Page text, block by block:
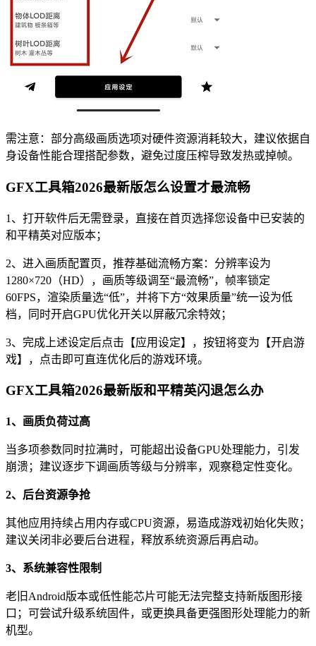
需注意：部分高级画质选项对硬件资源消耗较大，建议依据自
身设备性能合理搭配参数，避免过度压榨导致发热或掉帧。
GFX工具箱2026最新版怎么设置才最流畅
1、打开软件后无需登录，直接在首页选择您设备中已安装的
和平精英对应版本；
2、进入画质配置页，推荐基础流畅方案：分辨率设为
1280×720（HD），画质等级调至“最流畅”，帧率锁定
60FPS，渲染质量选“低”，并将下方“效果质量”统一设为低
档，同时开启GPU优化开关以屏蔽冗余特效；
3、完成上述设定后点击【应用设定】，按钮将变为【开启游
戏】，点击即可直连优化后的游戏环境。
GFX工具箱2026最新版和平精英闪退怎么办
1、画质负荷过高
当多项参数同时拉满时，可能超出设备GPU处理能力，引发
崩溃；建议逐步下调画质等级与分辨率，观察稳定性变化。
2、后台资源争抢
其他应用持续占用内存或CPU资源，易造成游戏初始化失败；
建议关闭非必要后台进程，释放系统资源后再启动。
3、系统兼容性限制
老旧Android版本或低性能芯片可能无法完整支持新版图形接
口；可尝试升级系统固件，或更换具备更强图形处理能力的新
机型。